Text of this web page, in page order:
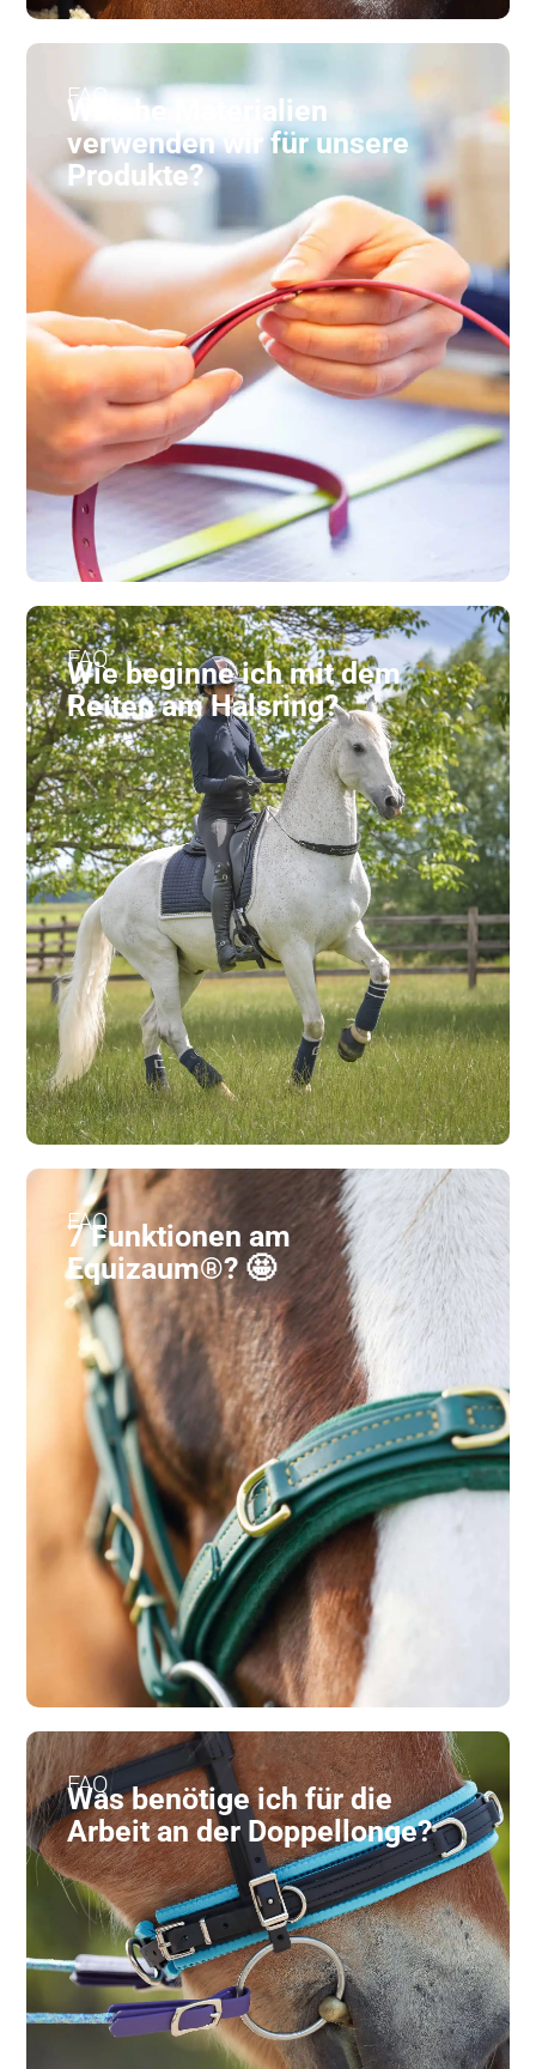
FAQ
Welche Materialien
verwenden wir für unsere
Produkte?
FAQ
Wie beginne ich mit dem
Reiten am Halsring?
FAQ
7 Funktionen am
Equizaum®? 🤩
FAQ
Was benötige ich für die
Arbeit an der Doppellonge?